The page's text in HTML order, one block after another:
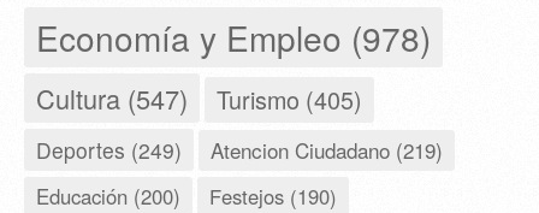
Economía y Empleo (978)
Cultura (547) Turismo (405)
Deportes (249) Atencion Ciudadano (219)
Educación (200) Festejos (190)